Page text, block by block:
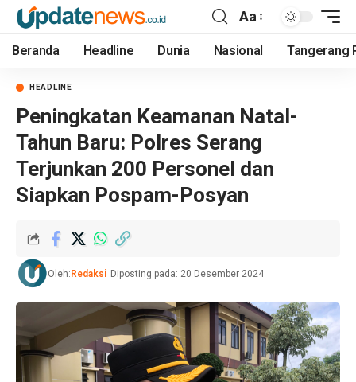
Aa
Beranda Headline Dunia Nasional Tangerang
HEADLINE
Peningkatan Keamanan Natal-
Tahun Baru: Polres Serang
Terjunkan 200 Personel dan
Siapkan Pospam-Posyan
Oleh: Redaksi Diposting pada: 20 Desember 2024